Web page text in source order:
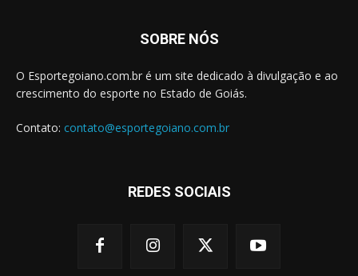
SOBRE NÓS
O Esportegoiano.com.br é um site dedicado à divulgação e ao
crescimento do esporte no Estado de Goiás.
Contato: contato@esportegoiano.com.br
REDES SOCIAIS